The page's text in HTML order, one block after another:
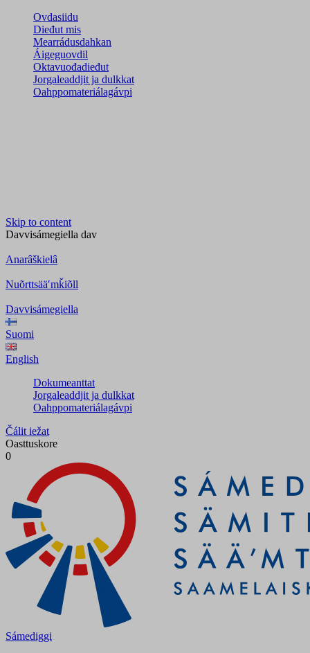
Ovdasiidu
Dieđut mis
Mearrádusdahkan
Áigeguovdil
Oktavuođadieđut
Jorgaleaddjit ja dulkkat
Oahppomateriálagávpi
Skip to content
Davvisámegiella dav
Anarâškielâ
Nuõrttsääʹmǩiõll
Davvisámegiella
Suomi
English
Dokumeanttat
Jorgaleaddjit ja dulkkat
Oahppomateriálagávpi
Čálit iežat
Oasttuskore
0
Sámediggi